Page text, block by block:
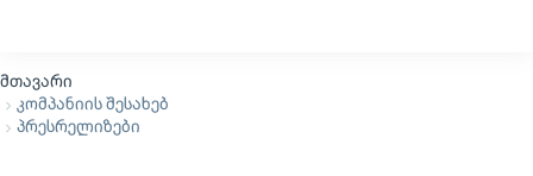
მთავარი
კომპანიის შესახებ
პრესრელიზები